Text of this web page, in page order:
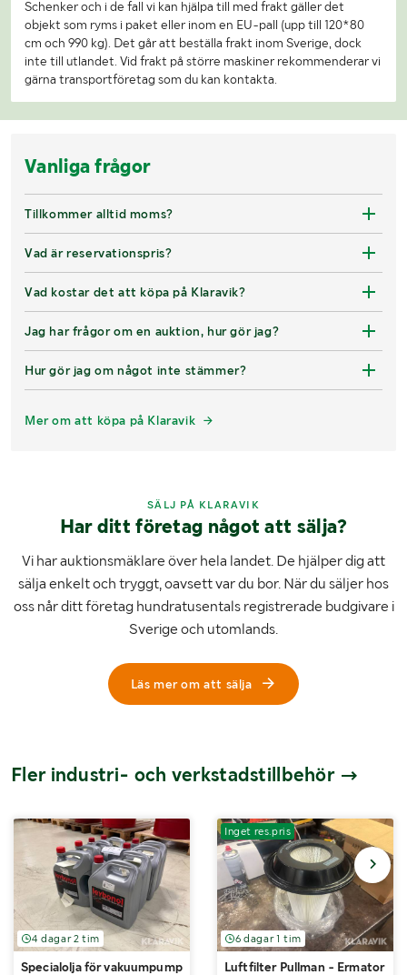
Schenker och i de fall vi kan hjälpa till med frakt gäller det
objekt som ryms i paket eller inom en EU-pall (upp till 120*80
cm och 990 kg). Det går att beställa frakt inom Sverige, dock
inte till utlandet. Vid frakt på större maskiner rekommenderar vi
gärna transportföretag som du kan kontakta.
Vanliga frågor
Tillkommer alltid moms?
Vad är reservationspris?
Vad kostar det att köpa på Klaravik?
Jag har frågor om en auktion, hur gör jag?
Hur gör jag om något inte stämmer?
Mer om att köpa på Klaravik
SÄLJ PÅ KLARAVIK
Har ditt företag något att sälja?
Vi har auktionsmäklare över hela landet. De hjälper dig att
sälja enkelt och tryggt, oavsett var du bor. När du säljer hos
oss når ditt företag hundratusentals registrerade budgivare i
Sverige och utomlands.
Läs mer om att sälja
Fler industri- och verkstadstillbehör
4 dagar 2 tim
Specialolja för vakuumpump Leybonol LVO 100 parti 8 st 5L Dunkar
Inget res.pris
6 dagar 1 tim
Luftfilter Pullman - Ermator S13